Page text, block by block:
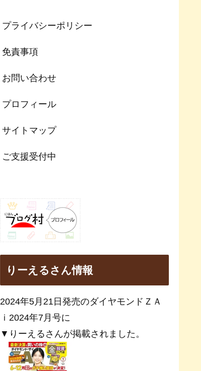
プライバシーポリシー
免責事項
お問い合わせ
プロフィール
サイトマップ
ご支援受付中
りーえるさん情報
2024年5月21日発売のダイヤモンドＺＡ
ｉ2024年7月号に
▼りーえるさんが掲載されました。